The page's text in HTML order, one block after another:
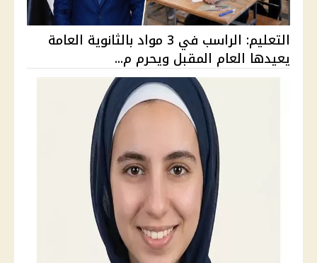
التعليم: الراسب في 3 مواد بالثانوية العامة
يعيدها العام المقبل ويحرم م...